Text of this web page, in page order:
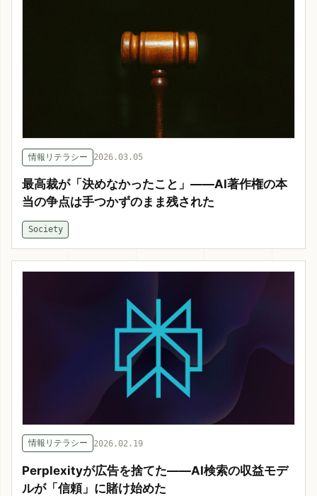
情報リテラシー 2026.03.05
最高裁が「決めなかったこと」——AI著作権の本
当の争点は手つかずのまま残された
Society
情報リテラシー 2026.02.19
Perplexityが広告を捨てた——AI検索の収益モデ
ルが「信頼」に賭け始めた